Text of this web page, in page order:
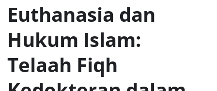
Euthanasia dan
Hukum Islam:
Telaah Fiqh